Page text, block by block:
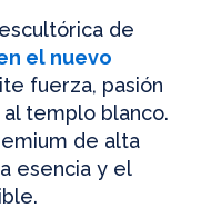
de
el nuevo
fuerza, pasión
templo blanco.
de alta
esencia y el